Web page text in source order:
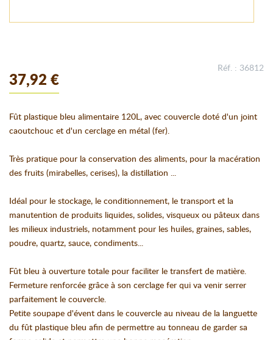
37,92 €
Réf. : 36812
Fût plastique bleu alimentaire 120L, avec couvercle doté d'un joint
caoutchouc et d'un cerclage en métal (fer).
Très pratique pour la conservation des aliments, pour la macération
des fruits (mirabelles, cerises), la distillation ...
Idéal pour le stockage, le conditionnement, le transport et la
manutention de produits liquides, solides, visqueux ou pâteux dans
les milieux industriels, notamment pour les huiles, graines, sables,
poudre, quartz, sauce, condiments...
Fût bleu à ouverture totale pour faciliter le transfert de matière.
Fermeture renforcée grâce à son cerclage fer qui va venir serrer
parfaitement le couvercle.
Petite soupape d'évent dans le couvercle au niveau de la languette
du fût plastique bleu afin de permettre au tonneau de garder sa